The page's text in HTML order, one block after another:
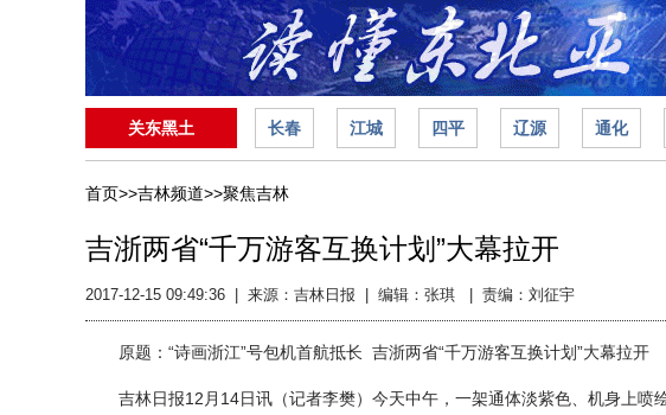
关东黑土 长春 江城 四平 辽源 通化
首页>>吉林频道>>聚焦吉林
吉浙两省“千万游客互换计划”大幕拉开
2017-12-15 09:49:36 来源：吉林日报 编辑：张琪 | 责编：刘征宇
原题：“诗画浙江”号包机首航抵长 吉浙两省“千万游客互换计划”大幕拉开
吉林日报12月14日讯（记者李樊）今天中午，一架通体淡紫色、机身上喷